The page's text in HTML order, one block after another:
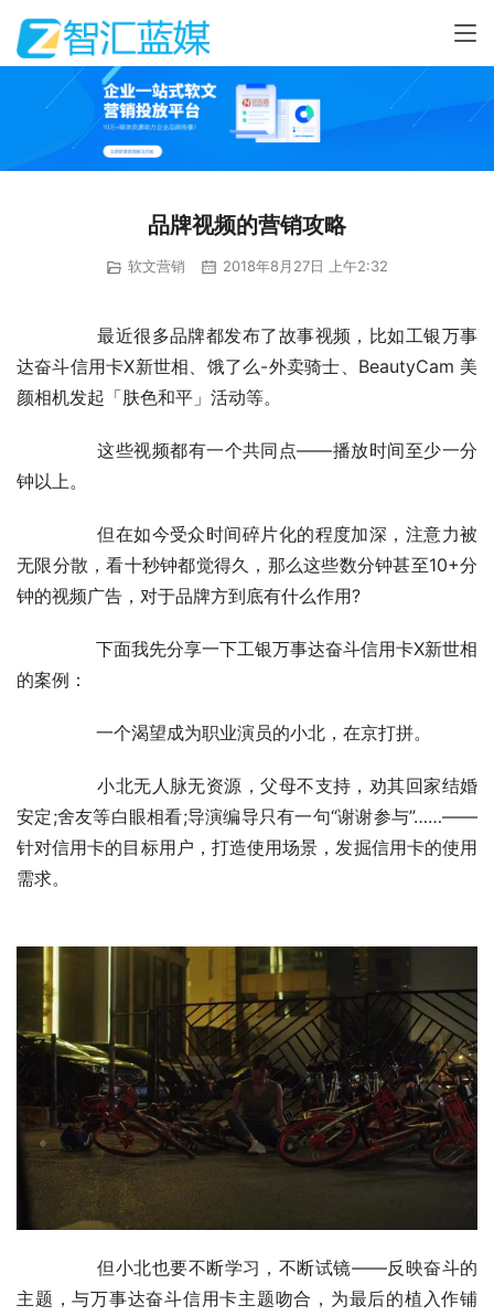
品牌视频的营销攻略
软文营销 2018年8月27日 上午2:32
达奋斗信用卡X新世相、饿了么-外卖骑士、BeautyCam 美
颜相机发起「肤色和平」活动等。
钟以上。
无限分散，看十秒钟都觉得久，那么这些数分钟甚至10+分
钟的视频广告，对于品牌方到底有什么作用?
的案例：
	　　一个渴望成为职业演员的小北，在京打拼。
安定;舍友等白眼相看;导演编导只有一句“谢谢参与”……——
针对信用卡的目标用户，打造使用场景，发掘信用卡的使用
需求。
主题，与万事达奋斗信用卡主题吻合，为最后的植入作铺